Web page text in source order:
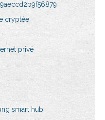
cryptée
privé
smart hub